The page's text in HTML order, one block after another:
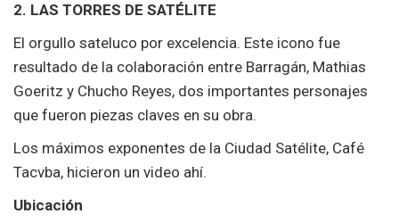
2. LAS TORRES DE SATÉLITE
El orgullo sateluco por excelencia. Este icono fue
resultado de la colaboración entre Barragán, Mathias
Goeritz y Chucho Reyes, dos importantes personajes
que fueron piezas claves en su obra.
Los máximos exponentes de la Ciudad Satélite, Café
Tacvba, hicieron un video ahí.
Ubicación